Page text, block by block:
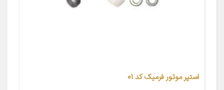
استپر موتور فرمیک کد 01